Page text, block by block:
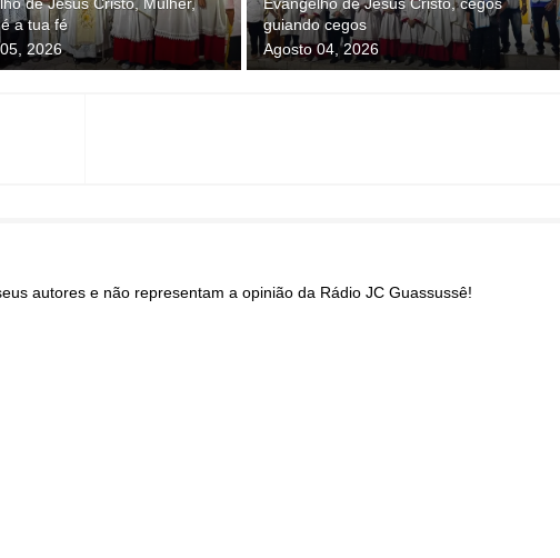
de Jesus Cristo, Mulher,
a tua fé
2026
Evangelho de Jesus Cristo, cegos
guiando cegos
Agosto 04, 2026
autores e não representam a opinião da Rádio JC Guassussê!